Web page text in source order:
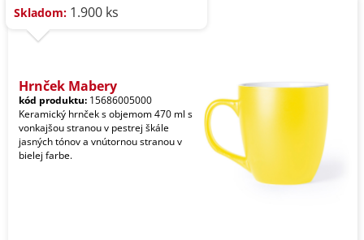
Skladom: 1.900 ks
Hrnček Mabery
kód produktu: 15686005000
Keramický hrnček s objemom 470 ml s
vonkajšou stranou v pestrej škále
jasných tónov a vnútornou stranou v
bielej farbe.